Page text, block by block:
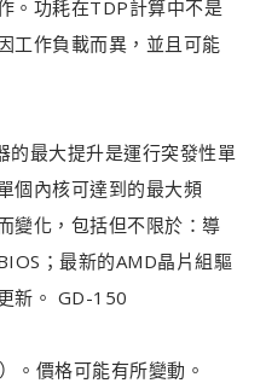
。功耗在TDP計算中不是
工作負載而異，並且可能
最大提升是運行突發性單
個內核可達到的最大頻
變化，包括但不限於：導
；最新的AMD晶片組驅
新。 GD-150
。價格可能有所變動。